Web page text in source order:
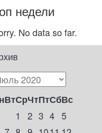
недели
No data so far.
ВтСрЧтПтСбВс
1
2 3 4 5